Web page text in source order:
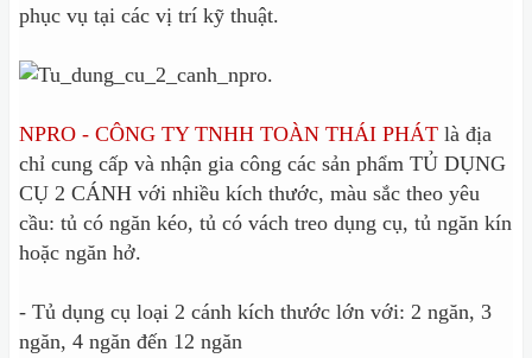
phục vụ tại các vị trí kỹ thuật.
NPRO - CÔNG TY TNHH TOÀN THÁI PHÁT là địa
chỉ cung cấp và nhận gia công các sản phẩm TỦ DỤNG
CỤ 2 CÁNH với nhiều kích thước, màu sắc theo yêu
cầu: tủ có ngăn kéo, tủ có vách treo dụng cụ, tủ ngăn kín
hoặc ngăn hở.
- Tủ dụng cụ loại 2 cánh kích thước lớn với: 2 ngăn, 3
ngăn, 4 ngăn đến 12 ngăn